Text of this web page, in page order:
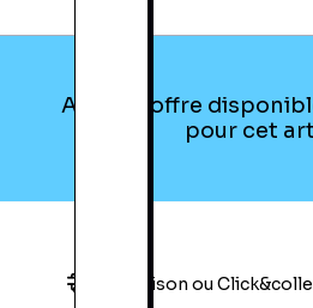
Aucune offre
pour cet
Livraison ou